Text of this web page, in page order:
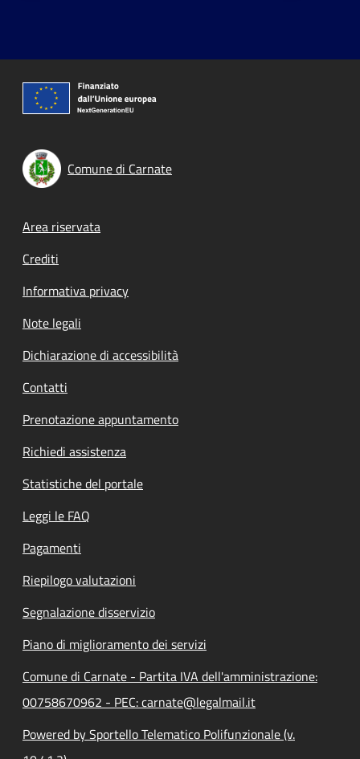
Comune di Carnate
Footer menu
Area riservata
Crediti
Informativa privacy
Note legali
Dichiarazione di accessibilità
Contatti
Prenotazione appuntamento
Richiedi assistenza
Statistiche del portale
Leggi le FAQ
Pagamenti
Riepilogo valutazioni
Segnalazione disservizio
Piano di miglioramento dei servizi
Comune di Carnate - Partita IVA dell'amministrazione:
00758670962 - PEC: carnate@legalmail.it
Powered by Sportello Telematico Polifunzionale (v.